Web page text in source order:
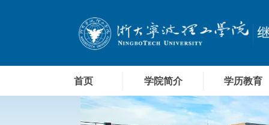
首页 学院简介 学历教育